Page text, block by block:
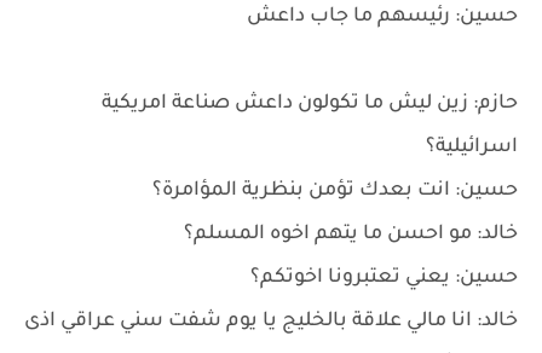
حسين: رئيسهم ما جاب داعش
حازم: زين ليش ما تكولون داعش صناعة امريكية
اسرائيلية؟
حسين: انت بعدك تؤمن بنظرية المؤامرة؟
خالد: مو احسن ما يتهم اخوه المسلم؟
حسين: يعني تعتبرونا اخوتكم؟
خالد: انا مالي علاقة بالخليج يا يوم شفت سني عراقي اذى